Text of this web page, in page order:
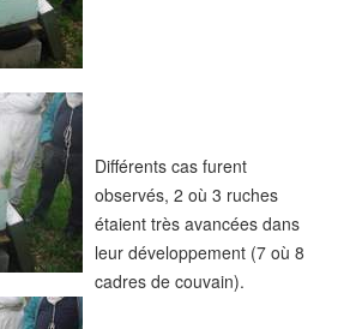
Différents cas furent
observés, 2 où 3 ruches
étaient très avancées dans
leur développement (7 où 8
cadres de couvain).